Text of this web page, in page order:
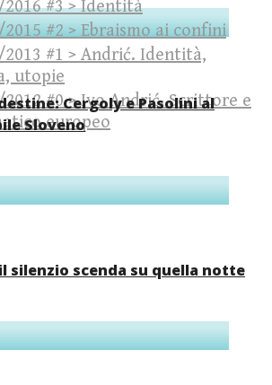
2016 #3 > Identità
2015 #2 > Ebraismo ai confini
2013 #1 > Andrić. Identità,
utopie
2012 #0 > Ivo Andrić. Scrittore e
europeo
Cergoly e Pasolini al
Sloveno
silenzio scenda su quella notte